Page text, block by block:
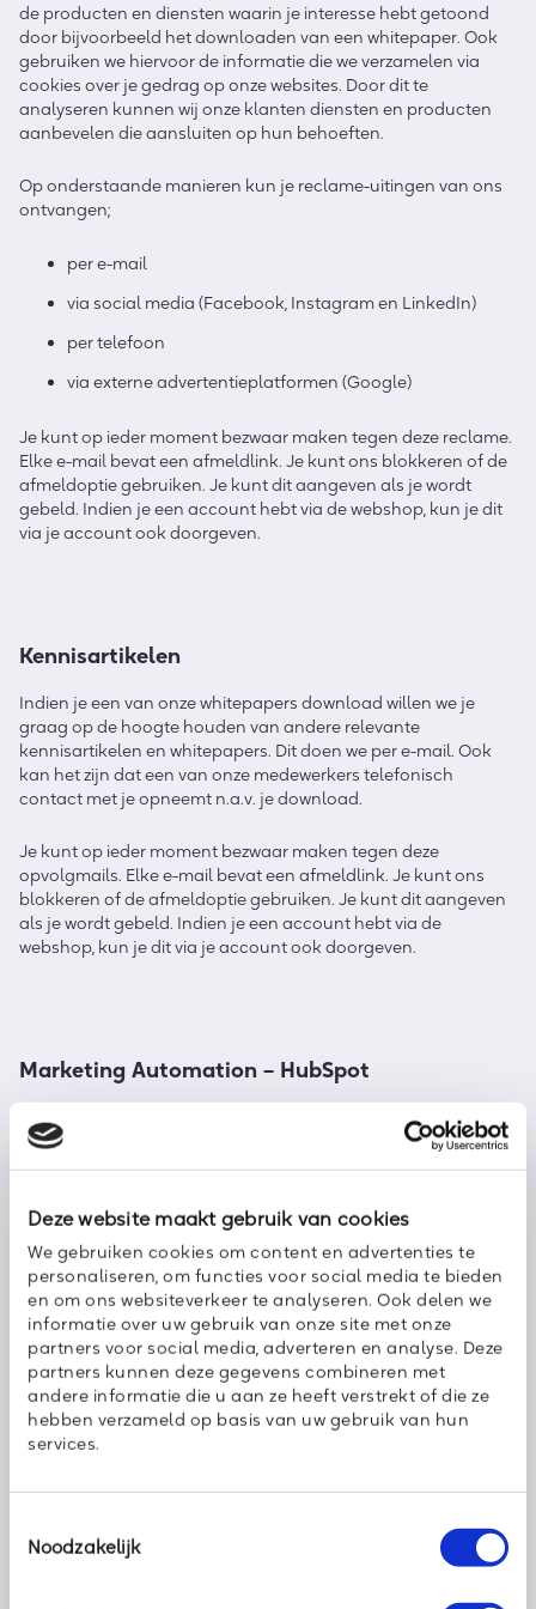
Deze website maakt gebruik van cookies
We gebruiken cookies om content en advertenties te
personaliseren, om functies voor social media te bieden
en om ons websiteverkeer te analyseren. Ook delen we
informatie over uw gebruik van onze site met onze
partners voor social media, adverteren en analyse. Deze
partners kunnen deze gegevens combineren met
andere informatie die u aan ze heeft verstrekt of die ze
hebben verzameld op basis van uw gebruik van hun
services.
Noodzakelijk
de producten en diensten waarin je interesse hebt getoond
door bijvoorbeeld het downloaden van een whitepaper. Ook
gebruiken we hiervoor de informatie die we verzamelen via
cookies over je gedrag op onze websites. Door dit te
analyseren kunnen wij onze klanten diensten en producten
aanbevelen die aansluiten op hun behoeften.
Op onderstaande manieren kun je reclame-uitingen van ons
ontvangen;
per e-mail
via social media (Facebook, Instagram en LinkedIn)
per telefoon
via externe advertentieplatformen (Google)
Je kunt op ieder moment bezwaar maken tegen deze reclame.
Elke e-mail bevat een afmeldlink. Je kunt ons blokkeren of de
afmeldoptie gebruiken. Je kunt dit aangeven als je wordt
gebeld. Indien je een account hebt via de webshop, kun je dit
via je account ook doorgeven.
Kennisartikelen
Indien je een van onze whitepapers download willen we je
graag op de hoogte houden van andere relevante
kennisartikelen en whitepapers. Dit doen we per e-mail. Ook
kan het zijn dat een van onze medewerkers telefonisch
contact met je opneemt n.a.v. je download.
Je kunt op ieder moment bezwaar maken tegen deze
opvolgmails. Elke e-mail bevat een afmeldlink. Je kunt ons
blokkeren of de afmeldoptie gebruiken. Je kunt dit aangeven
als je wordt gebeld. Indien je een account hebt via de
webshop, kun je dit via je account ook doorgeven.
Marketing Automation – HubSpot
Voor marketingdoeleinde maakt Axoft gebruik van het
programma HubSpot. Wanneer je je gegevens achterlaat op
een van onze websites worden je gegevens opgeslagen in
actief is op de website van Axoft. De chatgeschiedenis zal
worden gearchiveerd in HubSpot. Met HubSpot is een
verwerkersovereenkomst gesloten. De gegevens in HubSpot
zullen worden opgeslagen volgens de bewaartermijn zoals
eerder aangegeven in deze privacyverklaring.
Contactformulier en Nieuwsbrief
Zo kunnen we bij vervolgvragen de informatie er makkelijk bij
pakken. Ook kunnen we zo onze klantenservice trainen om